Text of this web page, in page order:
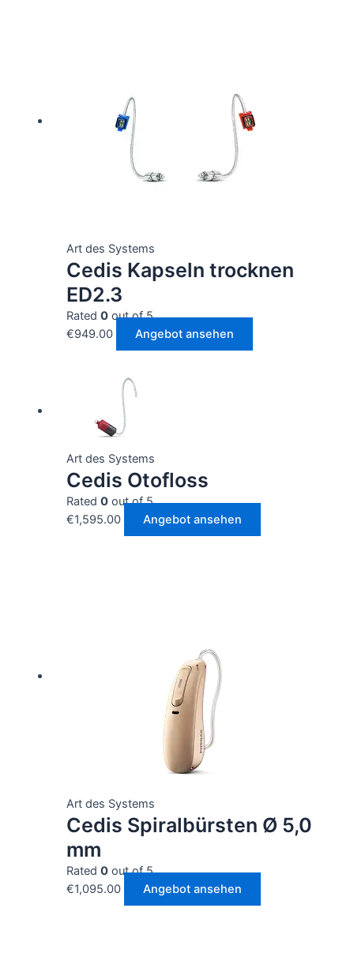
Art des Systems
Cedis Kapseln trocknen
ED2.3
Rated 0out of 5
€949.00 Angebot ansehen
Art des Systems
Cedis Otofloss
Rated 0out of 5
€1,595.00 Angebot ansehen
Art des Systems
Cedis Spiralbürsten Ø 5,0
mm
Rated 0out of 5
€1,095.00 Angebot ansehen